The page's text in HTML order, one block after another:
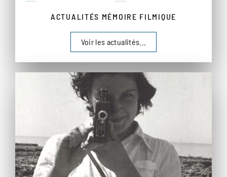
ACTUALITÉS MÉMOIRE FILMIQUE
Voir les actualités...